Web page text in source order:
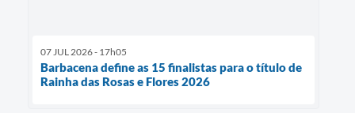
07 JUL 2026 - 17h05
Barbacena define as 15 finalistas para o título de
Rainha das Rosas e Flores 2026